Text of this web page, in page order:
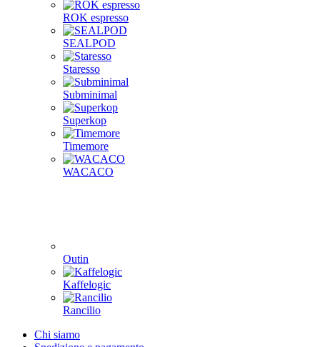
ROK espresso
SEALPOD
Staresso
Subminimal
Superkop
Timemore
WACACO
Outin
Kaffelogic
Rancilio
Chi siamo